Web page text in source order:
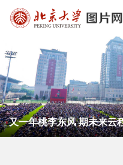
又一年桃李东风 期未来云